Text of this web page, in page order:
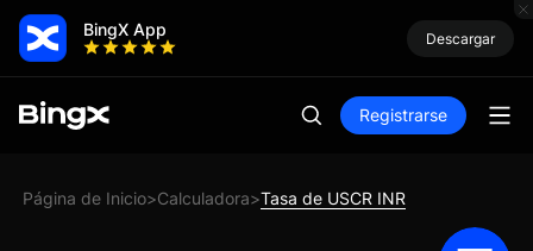
BingX App Descargar
Registrarse
Página de Inicio>Calculadora>Tasa de USCR INR